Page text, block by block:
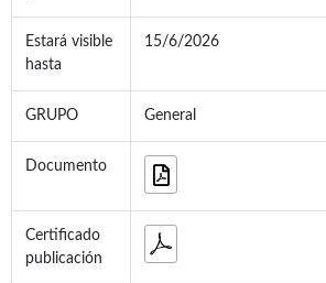
Estará visible
hasta
15/6/2026
GRUPO General
Documento
Certificado
publicación